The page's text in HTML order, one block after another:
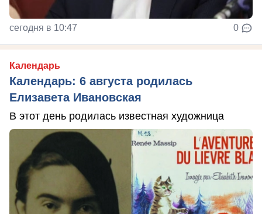
сегодня в 10:47 0
Календарь
Календарь: 6 августа родилась
Елизавета Ивановская
В этот день родилась известная художница